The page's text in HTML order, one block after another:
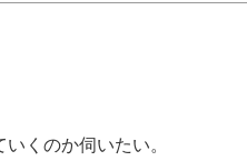
くのか伺いたい。